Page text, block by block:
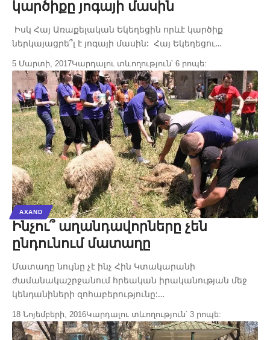
կարծիքը յոգայի մասին
Իսկ Հայ Առաքելական Եկեղեցին որևէ կարծիք
ներկայացրե՞լ է յոգայի մասին: Հայ Եկեղեցու…
5 Մարտի, 2017Կարդալու տևողություն՝ 6 րոպե:
AXAND
Ինչու՞ աղանդավորները չեն
ընդունում մատաղը
Մատաղը նույնը չէ ինչ Հին Կտակարանի
ժամանակաշրջանում հրեական իրականության մեջ
կենդանիների զոհաբերությունը:…
18 Նոյեմբերի, 2016Կարդալու տևողություն՝ 3 րոպե: